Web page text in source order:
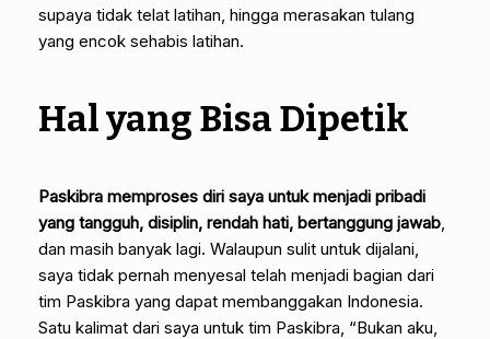
supaya tidak telat latihan, hingga merasakan tulang
yang encok sehabis latihan.
Hal yang Bisa Dipetik
Paskibra memproses diri saya untuk menjadi pribadi
yang tangguh, disiplin, rendah hati, bertanggung jawab
dan masih banyak lagi. Walaupun sulit untuk dijalani,
saya tidak pernah menyesal telah menjadi bagian dari
tim Paskibra yang dapat membanggakan Indonesia.
Satu kalimat dari saya untuk tim Paskibra, “Bukan aku,